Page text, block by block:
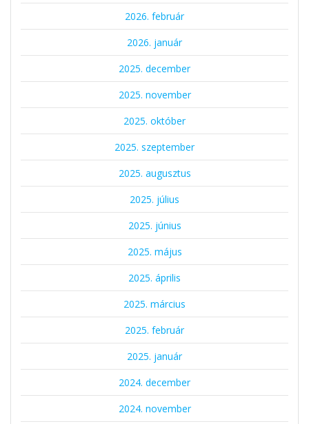
2026. február
2026. január
2025. december
2025. november
2025. október
2025. szeptember
2025. augusztus
2025. július
2025. június
2025. május
2025. április
2025. március
2025. február
2025. január
2024. december
2024. november